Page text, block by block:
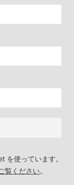
を使っています。
覧ください。